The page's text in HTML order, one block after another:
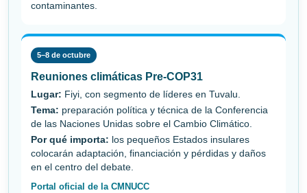
contaminantes.
5–8 de octubre
Reuniones climáticas Pre-COP31
Lugar: Fiyi, con segmento de líderes en Tuvalu.
Tema: preparación política y técnica de la Conferencia
de las Naciones Unidas sobre el Cambio Climático.
Por qué importa: los pequeños Estados insulares
colocarán adaptación, financiación y pérdidas y daños
en el centro del debate.
Portal oficial de la CMNUCC